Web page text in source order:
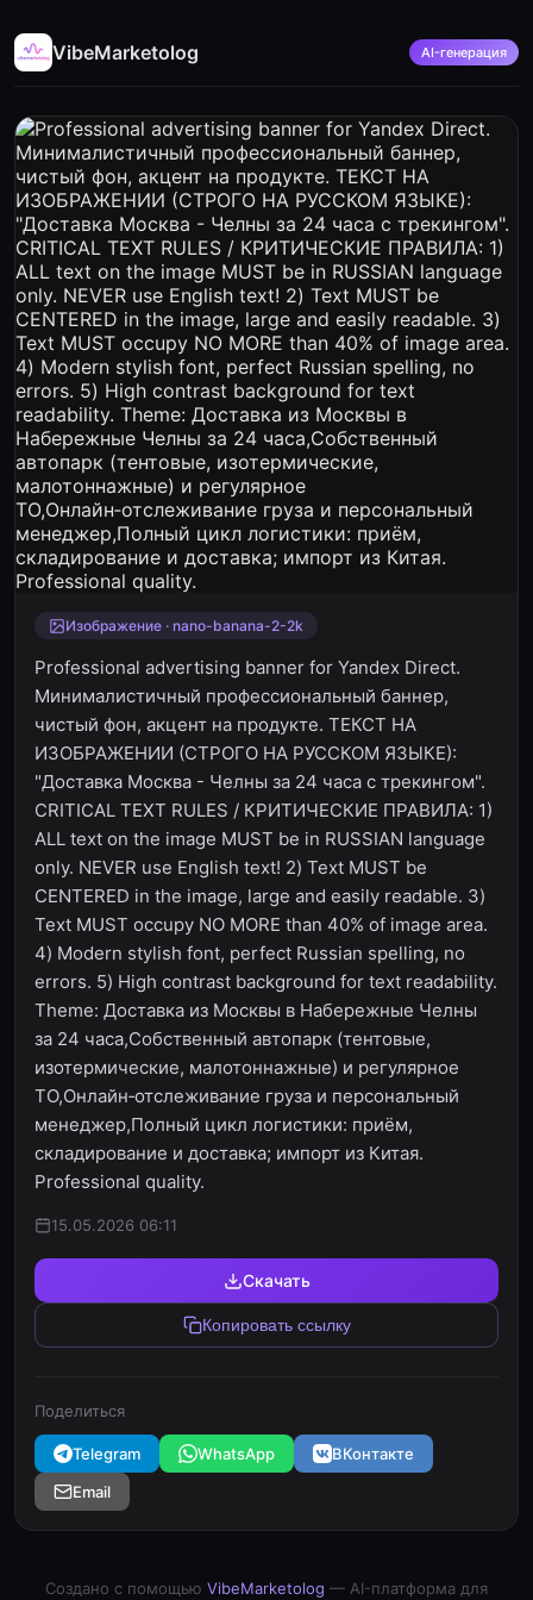
VibeMarketolog AI-генерация
Изображение · nano-banana-2-2k
Professional advertising banner for Yandex Direct.
Минималистичный профессиональный баннер,
чистый фон, акцент на продукте. ТЕКСТ НА
ИЗОБРАЖЕНИИ (СТРОГО НА РУССКОМ ЯЗЫКЕ):
"Доставка Москва - Челны за 24 часа с трекингом".
CRITICAL TEXT RULES / КРИТИЧЕСКИЕ ПРАВИЛА: 1)
ALL text on the image MUST be in RUSSIAN language
only. NEVER use English text! 2) Text MUST be
CENTERED in the image, large and easily readable. 3)
Text MUST occupy NO MORE than 40% of image area.
4) Modern stylish font, perfect Russian spelling, no
errors. 5) High contrast background for text readability.
Theme: Доставка из Москвы в Набережные Челны
за 24 часа,Собственный автопарк (тентовые,
изотермические, малотоннажные) и регулярное
ТО,Онлайн‑отслеживание груза и персональный
менеджер,Полный цикл логистики: приём,
складирование и доставка; импорт из Китая.
Professional quality.
15.05.2026 06:11
Скачать
Копировать ссылку
Поделиться
Telegram WhatsApp
ВКонтакте
Email
Создано с помощью VibeMarketolog — AI-платформа для